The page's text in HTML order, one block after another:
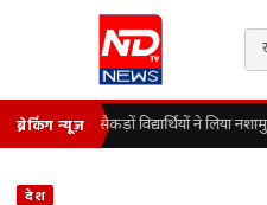
ब्रेकिंग न्यूज़ सैकड़ों विद्यार्थियों ने लिया
देश